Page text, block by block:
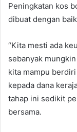
Peningkatan kos
dibuat dengan
“Kita mesti ada
sebanyak
kita mampu
kepada dana
tahap ini sedikit
bersama.